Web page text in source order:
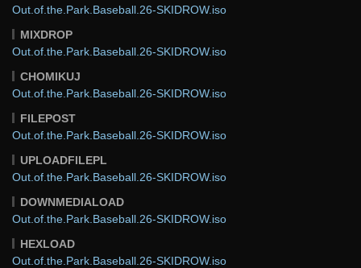
Out.of.the.Park.Baseball.26-SKIDROW.iso
MIXDROP
Out.of.the.Park.Baseball.26-SKIDROW.iso
CHOMIKUJ
Out.of.the.Park.Baseball.26-SKIDROW.iso
FILEPOST
Out.of.the.Park.Baseball.26-SKIDROW.iso
UPLOADFILEPL
Out.of.the.Park.Baseball.26-SKIDROW.iso
DOWNMEDIALOAD
Out.of.the.Park.Baseball.26-SKIDROW.iso
HEXLOAD
Out.of.the.Park.Baseball.26-SKIDROW.iso